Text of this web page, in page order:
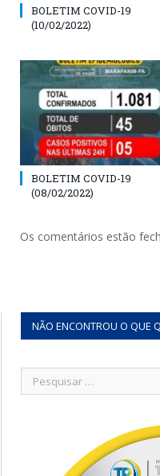
BOLETIM COVID-19
(10/02/2022)
BOLETIM COVID-19
(08/02/2022)
Os comentários estão
NÃO ENCONTROU O QUE